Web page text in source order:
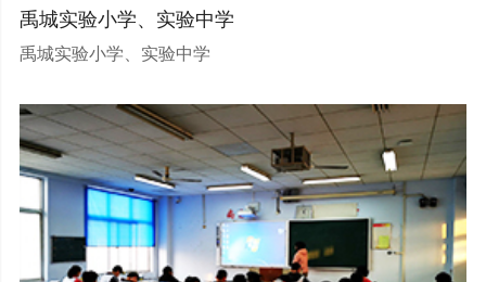
禹城实验小学、实验中学
禹城实验小学、实验中学